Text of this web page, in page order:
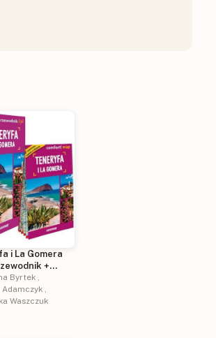
i La Gomera
+
Byrtek ,
Adamczyk ,
Waszczuk